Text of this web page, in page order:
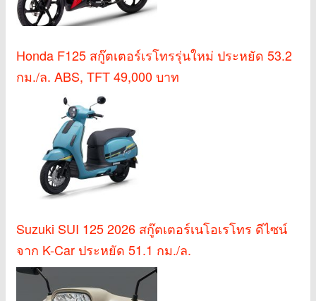
Honda F125 สกู๊ตเตอร์เรโทรรุ่นใหม่ ประหยัด 53.2
กม./ล. ABS, TFT 49,000 บาท
Suzuki SUI 125 2026 สกู๊ตเตอร์เนโอเรโทร ดีไซน์
จาก K-Car ประหยัด 51.1 กม./ล.